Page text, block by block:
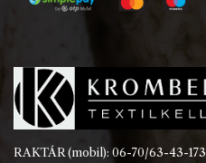
RAKTÁR (mobil): 06-70/63-43-173